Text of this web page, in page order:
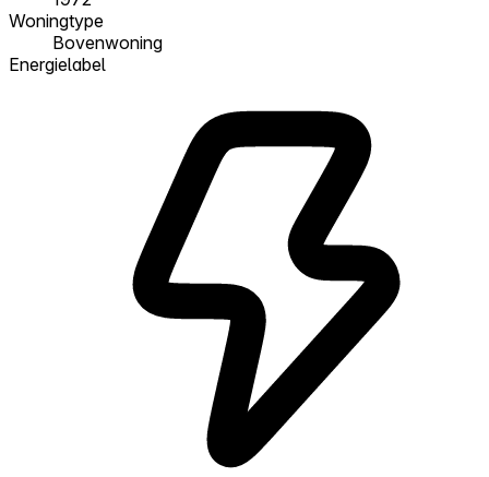
Woningtype
Bovenwoning
Energielabel